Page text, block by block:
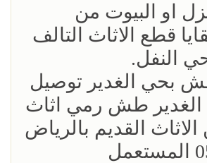
او البيوت من
قطع الاثاث التالف
النفل.
بحي الغدير توصيل
الغدير طش رمي اثاث
القديم بالرياض
0558536273 المستعمل